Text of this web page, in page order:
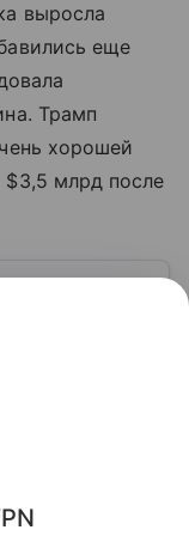
выросла
еще
Трамп
хорошей
$3,5 млрд после
ее видах
PN